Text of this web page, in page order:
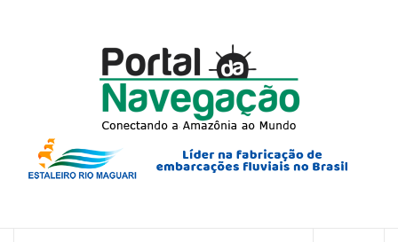
CONECTANDO A AMAZÔNIA COM O MUNDO.